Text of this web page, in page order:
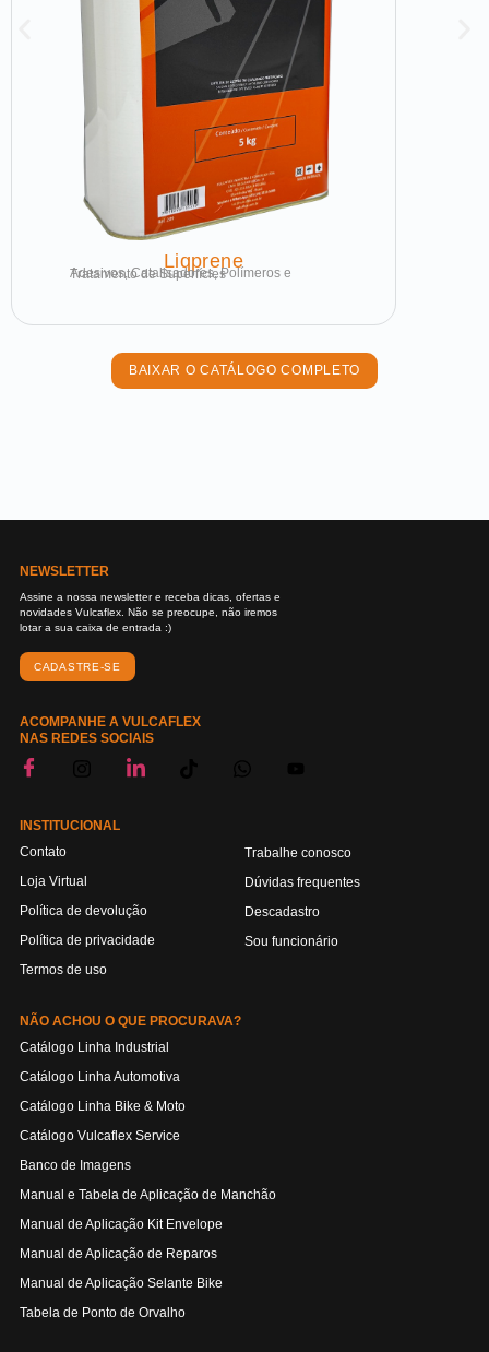
Liqprene
Adesivos, Catalisadores, Polímeros e Tratamento de Superfícies
BAIXAR O CATÁLOGO COMPLETO
NEWSLETTER
Assine a nossa newsletter e receba dicas, ofertas e
novidades Vulcaflex. Não se preocupe, não iremos
lotar a sua caixa de entrada :)
CADASTRE-SE
ACOMPANHE A VULCAFLEX
NAS REDES SOCIAIS
INSTITUCIONAL
Contato
Loja Virtual
Política de devolução
Política de privacidade
Termos de uso
Trabalhe conosco
Dúvidas frequentes
Descadastro
Sou funcionário
NÃO ACHOU O QUE PROCURAVA?
Catálogo Linha Industrial
Catálogo Linha Automotiva
Catálogo Linha Bike & Moto
Catálogo Vulcaflex Service
Banco de Imagens
Manual e Tabela de Aplicação de Manchão
Manual de Aplicação Kit Envelope
Manual de Aplicação de Reparos
Manual de Aplicação Selante Bike
Tabela de Ponto de Orvalho